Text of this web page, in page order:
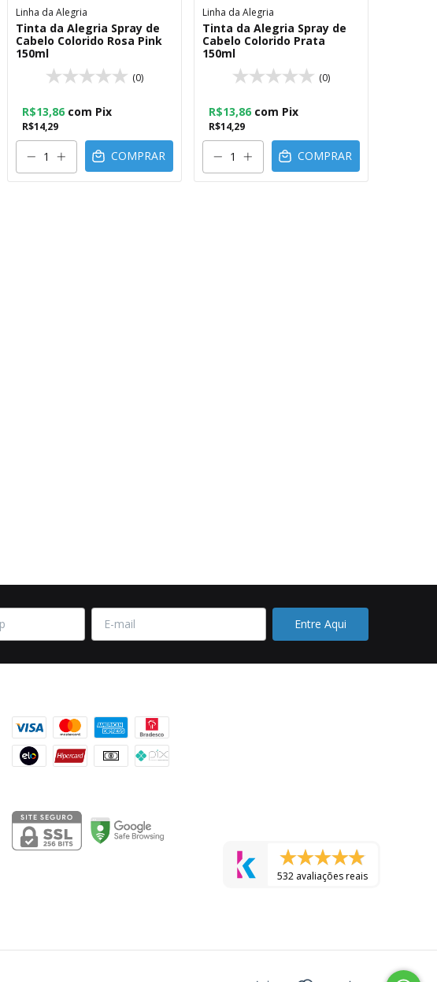
Linha da Alegria
Tinta da Alegria Spray de
Cabelo Colorido Rosa Pink
150ml
(0)
R$14,29
R$13,86 com Pix
COMPRAR
Linha da Alegria
Tinta da Alegria Spray de
Cabelo Colorido Prata
150ml
(0)
R$14,29
R$13,86 com Pix
COMPRAR
532 avaliações reais